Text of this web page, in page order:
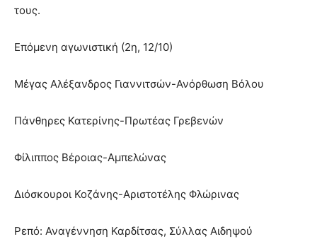
τους.
Επόμενη αγωνιστική (2η, 12/10)
Μέγας Αλέξανδρος Γιαννιτσών-Ανόρθωση Βόλου
Πάνθηρες Κατερίνης-Πρωτέας Γρεβενών
Φίλιππος Βέροιας-Αμπελώνας
Διόσκουροι Κοζάνης-Αριστοτέλης Φλώρινας
Ρεπό: Αναγέννηση Καρδίτσας, Σύλλας Αιδηψού